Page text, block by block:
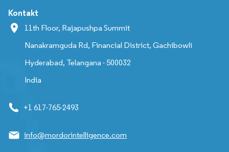
Kontakt
11th Floor, Rajapushpa Summit
Nanakramguda Rd, Financial District, Gachibowli
Hyderabad, Telangana - 500032
India
+1 617-765-2493
info@mordorintelligence.com